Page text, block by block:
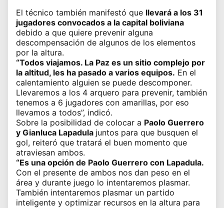
El técnico también manifestó que llevará a los 31
jugadores convocados a la capital boliviana
debido a que quiere prevenir alguna
descompensación de algunos de los elementos
por la altura.
“Todos viajamos. La Paz es un sitio complejo por
la altitud, les ha pasado a varios equipos. En el
calentamiento alguien se puede descomponer.
Llevaremos a los 4 arquero para prevenir, también
tenemos a 6 jugadores con amarillas, por eso
llevamos a todos”, indicó.
Sobre la posibilidad de colocar a Paolo Guerrero
y Gianluca Lapadula juntos para que busquen el
gol, reiteró que tratará el buen momento que
atraviesan ambos.
“Es una opción de Paolo Guerrero con Lapadula.
Con el presente de ambos nos dan peso en el
área y durante juego lo intentaremos plasmar.
También intentaremos plasmar un partido
inteligente y optimizar recursos en la altura para